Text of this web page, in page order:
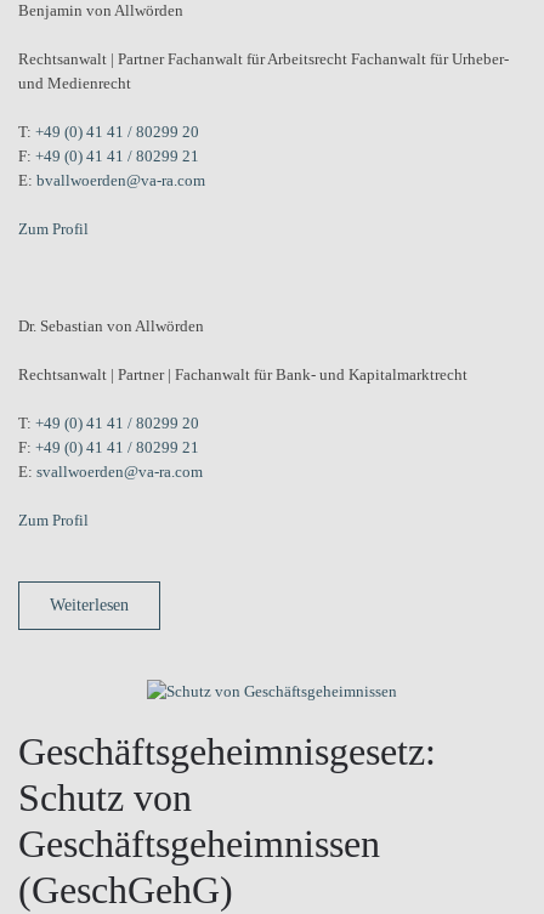
Benjamin von Allwörden
Rechtsanwalt | Partner Fachanwalt für Arbeitsrecht Fachanwalt für Urheber-
und Medienrecht
T: +49 (0) 41 41 / 80299 20
F: +49 (0) 41 41 / 80299 21
E: bvallwoerden@va-ra.com
Zum Profil
Dr. Sebastian von Allwörden
Rechtsanwalt | Partner | Fachanwalt für Bank- und Kapitalmarktrecht
T: +49 (0) 41 41 / 80299 20
F: +49 (0) 41 41 / 80299 21
E: svallwoerden@va-ra.com
Zum Profil
Weiterlesen
Geschäftsgeheimnisgesetz:
Schutz von
Geschäftsgeheimnissen
(GeschGehG)